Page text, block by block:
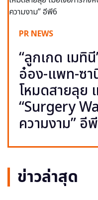
PR NEWS
“ลูกเกด เมทิ
อ๋อง-แพท-ซา
โหมดสายลุย
“Surgery
ความงาม” อี
ข่าวล่าสุด